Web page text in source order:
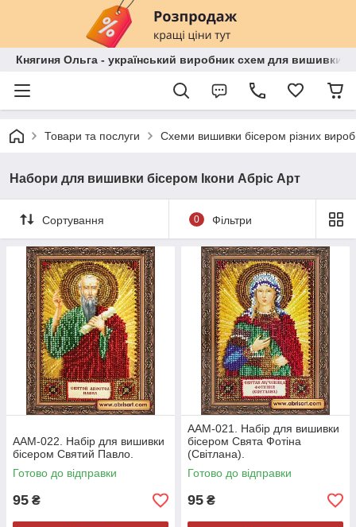
Княгиня Ольга - український виробник схем для вишивки
Товари та послуги Схеми вишивки бісером різних
Набори для вишивки бісером Ікони Абріс Арт
Сортування 0 Фільтри
ААМ-022. Набір для вишивки
бісером Святий Павло.
Готово до відправки
95 ₴
ААМ-021. Набір для вишивки
бісером Свята Фотіна
(Світлана).
Готово до відправки
95 ₴